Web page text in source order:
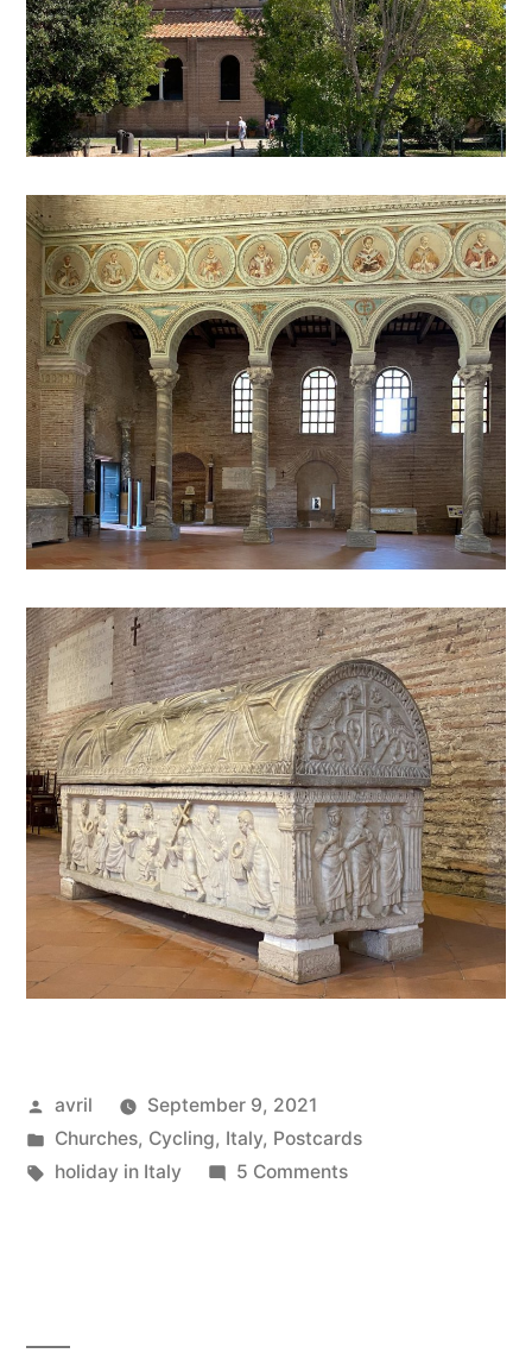
Posted
by
avril
September 9, 2021
Posted
in
Churches, Cycling, Italy, Postcards
Tags:
holiday in Italy 5 Commentson